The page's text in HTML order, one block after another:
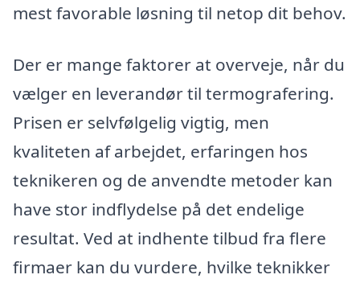
mest favorable løsning til netop dit behov.
Der er mange faktorer at overveje, når du
vælger en leverandør til termografering.
Prisen er selvfølgelig vigtig, men
kvaliteten af arbejdet, erfaringen hos
teknikeren og de anvendte metoder kan
have stor indflydelse på det endelige
resultat. Ved at indhente tilbud fra flere
firmaer kan du vurdere, hvilke teknikker